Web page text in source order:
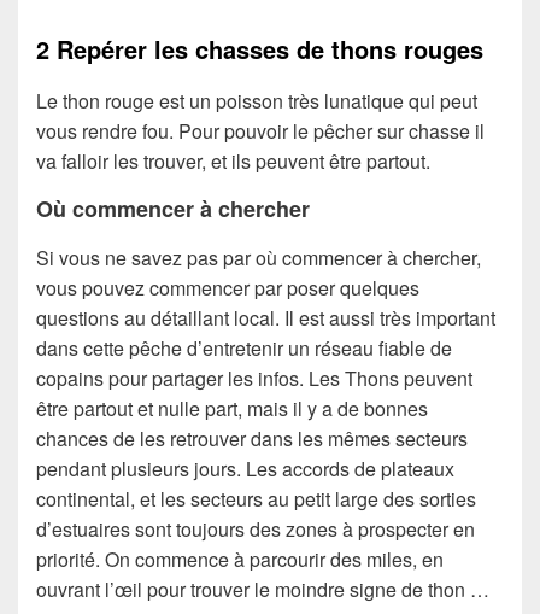
2 Repérer les chasses de thons rouges
Le thon rouge est un poisson très lunatique qui peut
vous rendre fou. Pour pouvoir le pêcher sur chasse il
va falloir les trouver, et ils peuvent être partout.
Où commencer à chercher
Si vous ne savez pas par où commencer à chercher,
vous pouvez commencer par poser quelques
questions au détaillant local. Il est aussi très important
dans cette pêche d’entretenir un réseau fiable de
copains pour partager les infos. Les Thons peuvent
être partout et nulle part, mais il y a de bonnes
chances de les retrouver dans les mêmes secteurs
pendant plusieurs jours. Les accords de plateaux
continental, et les secteurs au petit large des sorties
d’estuaires sont toujours des zones à prospecter en
priorité. On commence à parcourir des miles, en
ouvrant l’œil pour trouver le moindre signe de thon …